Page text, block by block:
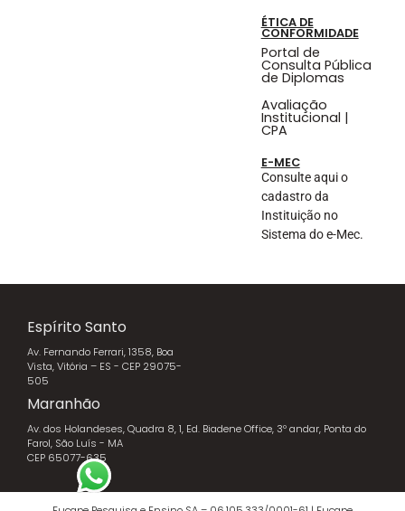
ÉTICA DE
CONFORMIDADE
Portal de
Consulta Pública
de Diplomas
Avaliação
Institucional |
CPA
E-MEC
Consulte aqui o
cadastro da
Instituição no
Sistema do e-Mec.
Espírito Santo
Av. Fernando Ferrari, 1358, Boa
Vista, Vitória – ES - CEP 29075-
505
Maranhão
Av. dos Holandeses, Quadra 8, 1, Ed. Biadene Office, 3º andar, Ponta do
Farol, São Luís - MA
CEP 65077-635